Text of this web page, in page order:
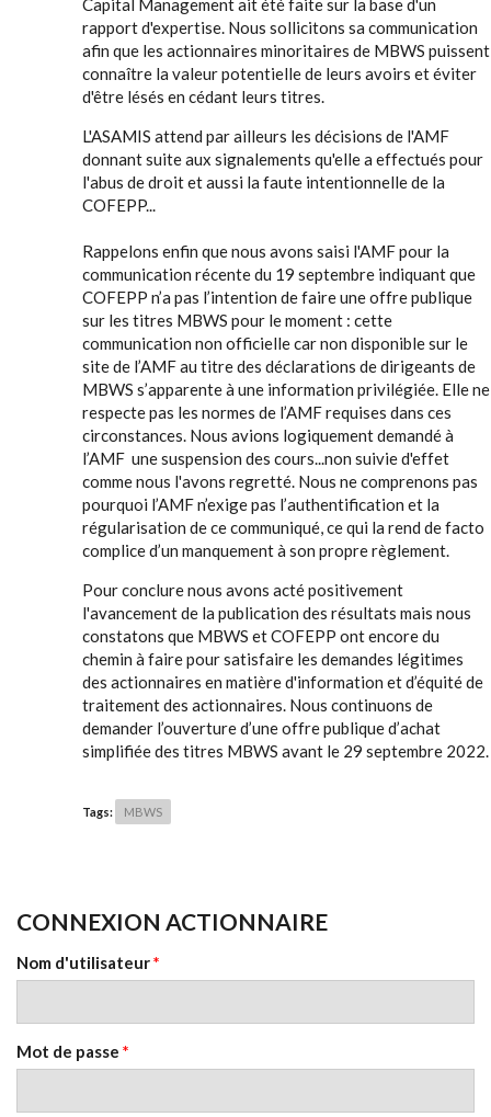
Capital Management ait été faite sur la base d'un
rapport d'expertise. Nous sollicitons sa communication
afin que les actionnaires minoritaires de MBWS puissent
connaître la valeur potentielle de leurs avoirs et éviter
d'être lésés en cédant leurs titres.
L'ASAMIS attend par ailleurs les décisions de l'AMF
donnant suite aux signalements qu'elle a effectués pour
l'abus de droit et aussi la faute intentionnelle de la
COFEPP...
Rappelons enfin que nous avons saisi l'AMF pour la
communication récente du 19 septembre indiquant que
COFEPP n’a pas l’intention de faire une offre publique
sur les titres MBWS pour le moment : cette
communication non officielle car non disponible sur le
site de l’AMF au titre des déclarations de dirigeants de
MBWS s’apparente à une information privilégiée. Elle ne
respecte pas les normes de l’AMF requises dans ces
circonstances. Nous avions logiquement demandé à
l’AMF une suspension des cours...non suivie d'effet
comme nous l'avons regretté. Nous ne comprenons pas
pourquoi l’AMF n’exige pas l’authentification et la
régularisation de ce communiqué, ce qui la rend de facto
complice d’un manquement à son propre règlement.
Pour conclure nous avons acté positivement
l'avancement de la publication des résultats mais nous
constatons que MBWS et COFEPP ont encore du
chemin à faire pour satisfaire les demandes légitimes
des actionnaires en matière d'information et d’équité de
traitement des actionnaires. Nous continuons de
demander l’ouverture d’une offre publique d’achat
simplifiée des titres MBWS avant le 29 septembre 2022.
Tags: MBWS
CONNEXION ACTIONNAIRE
Nom d'utilisateur*
Mot de passe *